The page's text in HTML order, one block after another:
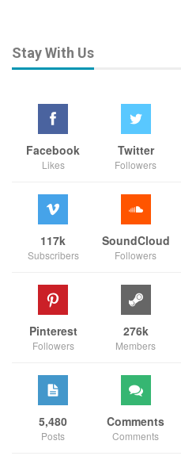
Stay With Us
Facebook
Likes
Twitter
Followers
117k
Subscribers
SoundCloud
Followers
Pinterest
Followers
276k
Members
5,480
Posts
Comments
Comments